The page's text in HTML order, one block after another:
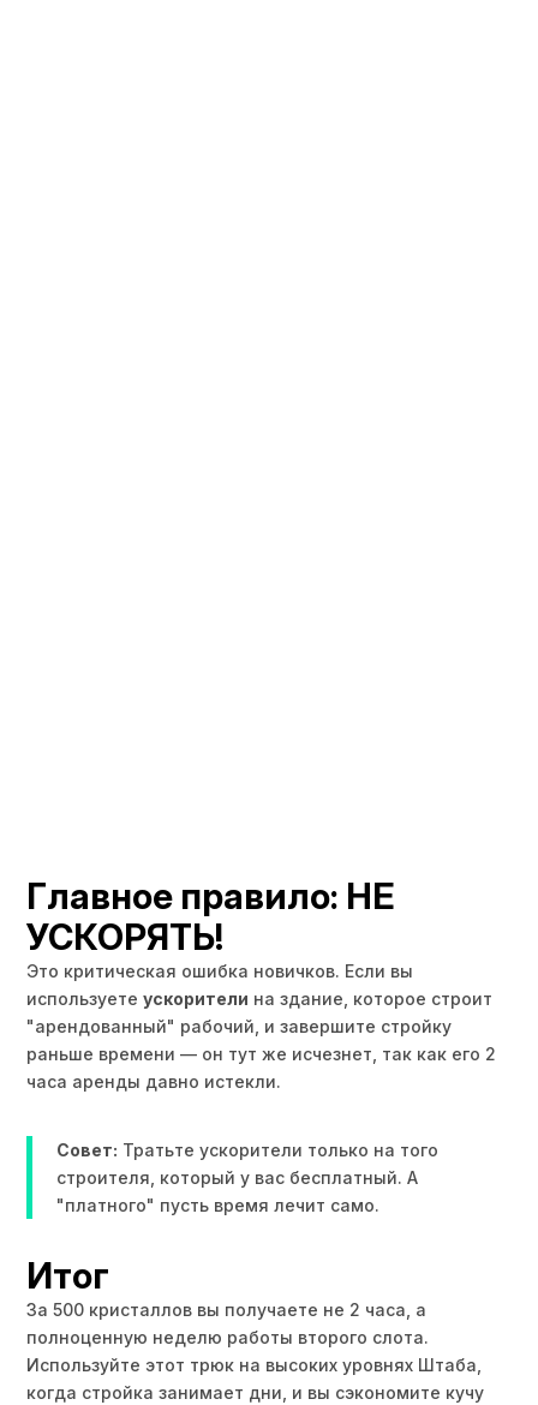
Главное правило: НЕ
УСКОРЯТЬ!
Это критическая ошибка новичков. Если вы
используетеускорители на здание, которое строит
"арендованный" рабочий, и завершите стройку
раньше времени — он тут же исчезнет, так как его 2
часа аренды давно истекли.
Совет: Тратьте ускорители только на того
строителя, который у вас бесплатный. А
"платного" пусть время лечит само.
Итог
За 500 кристаллов вы получаете не 2 часа, а
полноценную неделю работы второго слота.
Используйте этот трюк на высоких уровнях Штаба,
когда стройка занимает дни, и вы сэкономите кучу